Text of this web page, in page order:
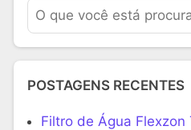
POSTAGENS RECENTES
Filtro de Água Flexzon